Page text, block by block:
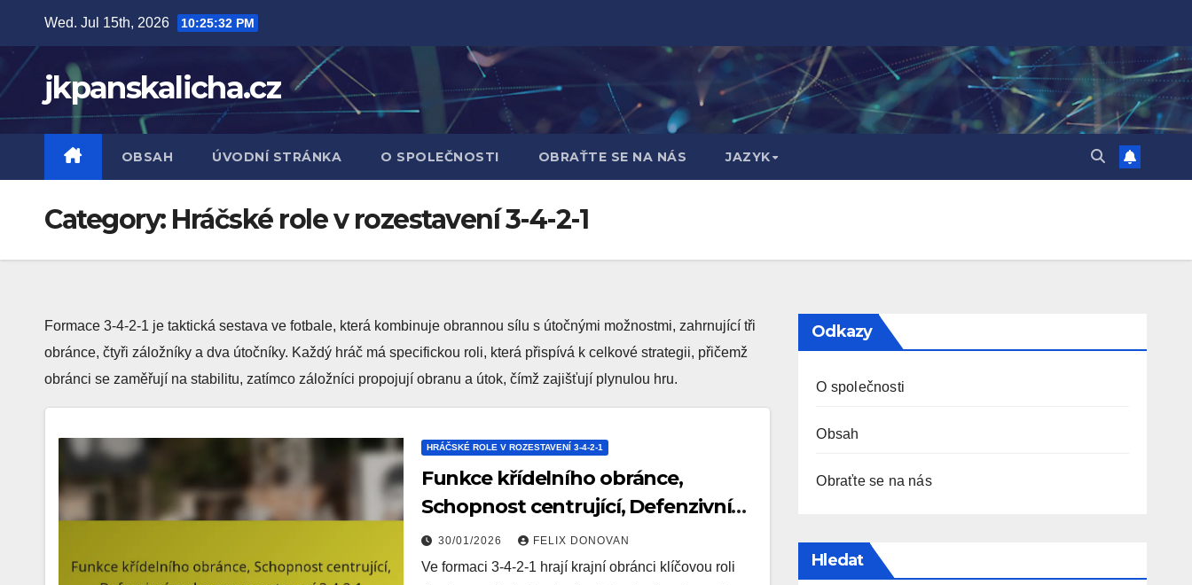
content
Wed. Jul 15th, 2026 10:25:33 PM
jkpanskalicha.cz
OBSAH ÚVODNÍ STRÁNKA O SPOLEČNOSTI OBRAŤTE SE NA NÁS JAZYK
Category: Hráčské role v rozestavení 3-4-2-1
Formace 3-4-2-1 je taktická sestava ve fotbale, která kombinuje obrannou sílu s útočnými možnostmi, zahrnující tři
obránce, čtyři záložníky a dva útočníky. Každý hráč má specifickou roli, která přispívá k celkové strategii, přičemž
obránci se zaměřují na stabilitu, zatímco záložníci propojují obranu a útok, čímž zajišťují plynulou hru.
HRÁČSKÉ ROLE V ROZESTAVENÍ 3-4-2-1
Funkce křídelního obránce,
Schopnost centrující, Defenzivní
podpora v rozestavení 3-4-2-1
30/01/2026 FELIX DONOVAN
Ve formaci 3-4-2-1 hrají krajní obránci klíčovou roli
Odkazy
O společnosti
Obsah
Obraťte se na nás
Hledat